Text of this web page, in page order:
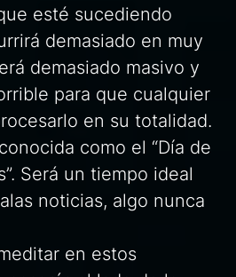
esté sucediendo
demasiado en muy
demasiado masivo y
para que cualquier
en su totalidad.
como el “Día de
Será un tiempo ideal
noticias, algo nunca
en estos